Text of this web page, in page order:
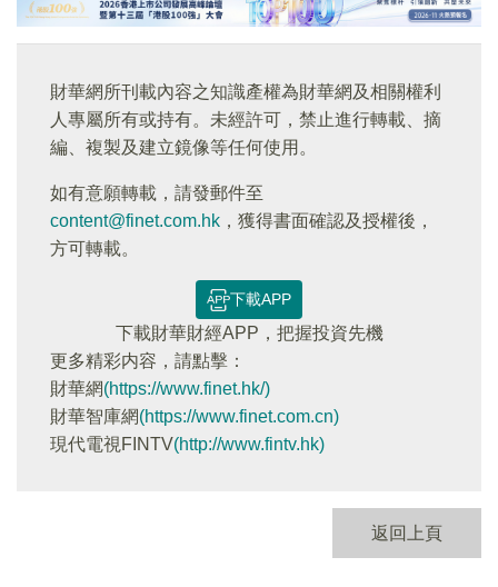
財華網所刊載內容之知識產權為財華網及相關權利
人專屬所有或持有。未經許可，禁止進行轉載、摘
編、複製及建立鏡像等任何使用。
如有意願轉載，請發郵件至
content@finet.com.hk ，獲得書面確認及授權後，
方可轉載。
下載APP
下載財華財經APP，把握投資先機
更多精彩内容，請點擊：
財華網(https://www.finet.hk/)
財華智庫網(https://www.finet.com.cn)
現代電視FINTV(http://www.fintv.hk)
返回上頁